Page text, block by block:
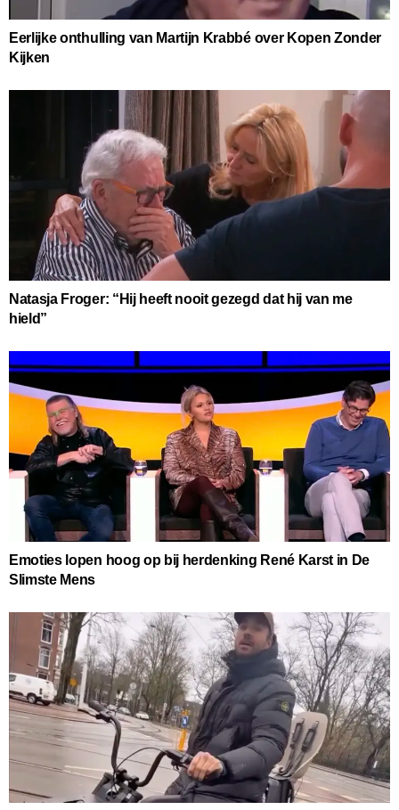
Eerlijke onthulling van Martijn Krabbé over Kopen Zonder
Kijken
Natasja Froger: “Hij heeft nooit gezegd dat hij van me
hield”
Emoties lopen hoog op bij herdenking René Karst in De
Slimste Mens